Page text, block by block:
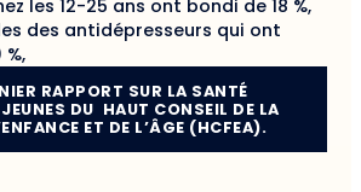
les 12-25 ans ont bondi de 18 %,
des antidépresseurs qui ont
RAPPORT SUR LA SANTÉ
DU HAUT CONSEIL DE LA
ET DE L’ÂGE (HCFEA).